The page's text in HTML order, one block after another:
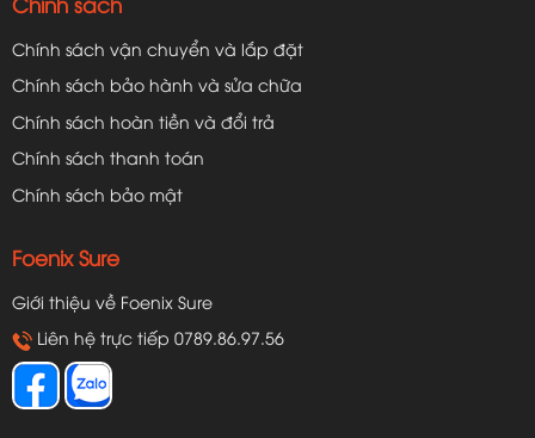
Chính sách vận chuyển và lắp đặt
Chính sách bảo hành và sửa chữa
Chính sách hoàn tiền và đổi trả
Chính sách thanh toán
Chính sách bảo mật
Foenix Sure
Giới thiệu về Foenix Sure
Liên hệ trực tiếp 0789.86.97.56